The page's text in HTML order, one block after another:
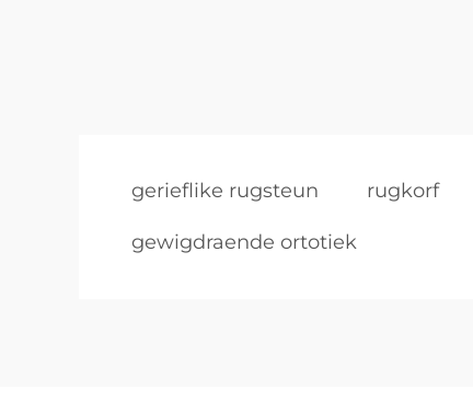
gerieflike rugsteun rugkorf
gewigdraende ortotiek